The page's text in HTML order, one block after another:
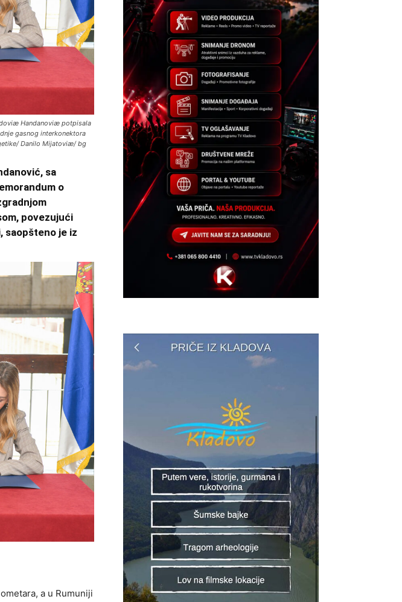
Handanoviæ potpisala
gasnog interkonektora
Danilo Mijatoviæ/ bg
sa
o
povezujući
saopšteno je iz
a u Rumuniji